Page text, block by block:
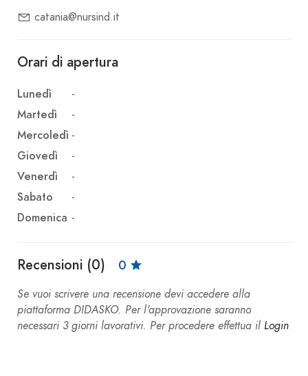
catania@nursind.it
Orari di apertura
Lunedì
-
Martedì
-
Mercoledì -
Giovedì
-
Venerdì
-
Sabato
-
Domenica -
Recensioni (0) 0
Se vuoi scrivere una recensione devi accedere alla
piattaforma DIDASKO. Per l'approvazione saranno
necessari 3 giorni lavorativi. Per procedere effettua il Login